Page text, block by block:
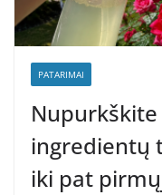
PATARIMAI
ingredientų
iki pat